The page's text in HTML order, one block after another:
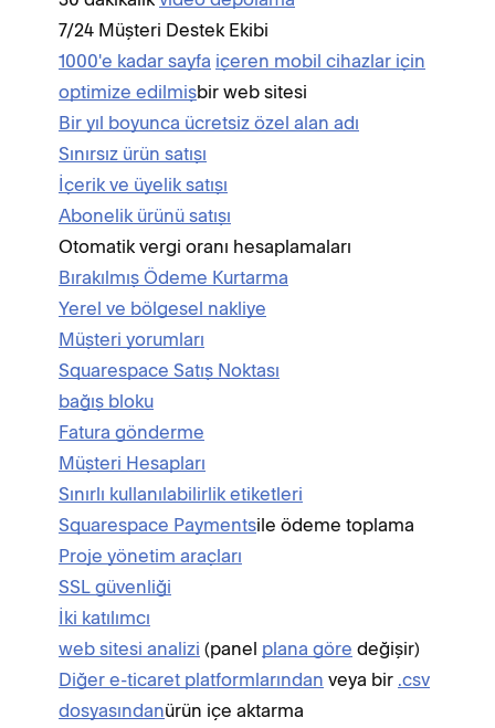
7/24 Müşteri Destek Ekibi
1000'e kadar sayfa içeren mobil cihazlar için
optimize edilmişbir web sitesi
Bir yıl boyunca ücretsiz özel alan adı
Sınırsız ürün satışı
İçerik ve üyelik satışı
Abonelik ürünü satışı
Otomatik vergi oranı hesaplamaları
Bırakılmış Ödeme Kurtarma
Yerel ve bölgesel nakliye
Müşteri yorumları
Squarespace Satış Noktası
bağış bloku
Fatura gönderme
Müşteri Hesapları
Sınırlı kullanılabilirlik etiketleri
Squarespace Paymentsile ödeme toplama
Proje yönetim araçları
SSL güvenliği
İki katılımcı
web sitesi analizi (panel plana göre değişir)
Diğer e-ticaret platformlarından veya bir .csv
dosyasındanürün içe aktarma